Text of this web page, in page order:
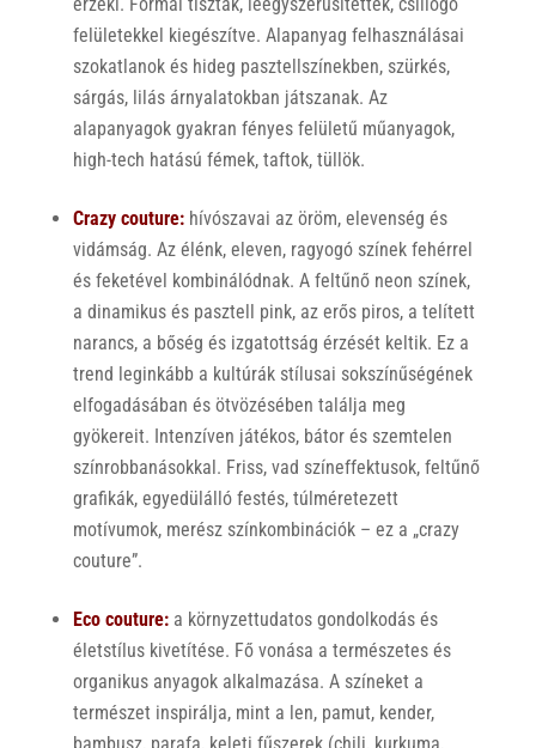
felületekkel kiegészítve. Alapanyag felhasználásai
szokatlanok és hideg pasztellszínekben, szürkés,
sárgás, lilás árnyalatokban játszanak. Az
alapanyagok gyakran fényes felületű műanyagok,
high-tech hatású fémek, taftok, tüllök.
Crazy couture: hívószavai az öröm, elevenség és
vidámság. Az élénk, eleven, ragyogó színek fehérrel
és feketével kombinálódnak. A feltűnő neon színek,
a dinamikus és pasztell pink, az erős piros, a telített
narancs, a bőség és izgatottság érzését keltik. Ez a
trend leginkább a kultúrák stílusai sokszínűségének
elfogadásában és ötvözésében találja meg
gyökereit. Intenzíven játékos, bátor és szemtelen
színrobbanásokkal. Friss, vad színeffektusok, feltűnő
grafikák, egyedülálló festés, túlméretezett
motívumok, merész színkombinációk – ez a „crazy
couture”.
Eco couture:a környzettudatos gondolkodás és
életstílus kivetítése. Fő vonása a természetes és
organikus anyagok alkalmazása. A színeket a
természet inspirálja, mint a len, pamut, kender,